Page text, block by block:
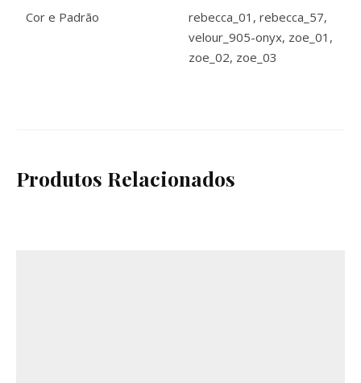
Cor e Padrão
rebecca_01, rebecca_57,
velour_905-onyx, zoe_01,
zoe_02, zoe_03
Produtos Relacionados